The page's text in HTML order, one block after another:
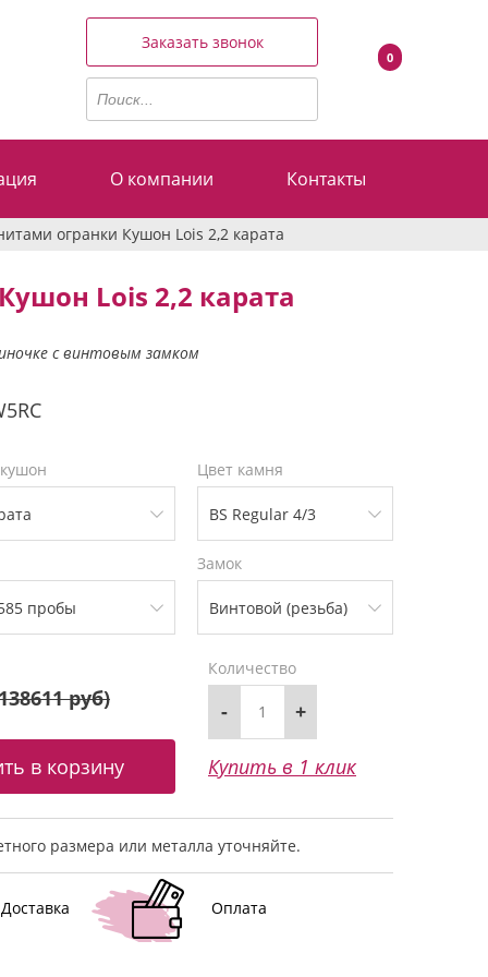
Заказать звонок
0
О компании Контакты
огранки Кушон Lois 2,2 карата
Lois 2,2 карата
с винтовым замком
Цвет камня
Замок
руб)
Количество
- +
Купить в 1 клик
размера или металла уточняйте.
Доставка Оплата